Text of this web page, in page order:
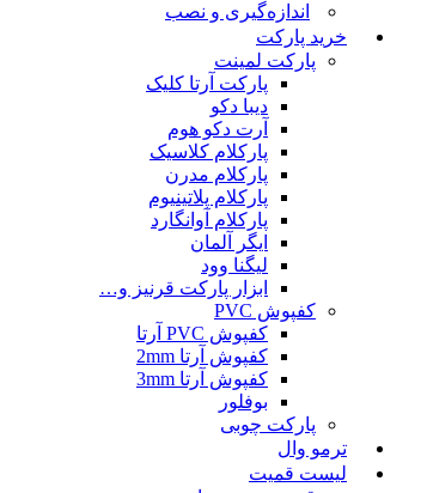
اندازه‌گیری و نصب
خرید پارکت
پارکت لمینت
پارکت آرتا کلیک
دیبا دکو
آرت دکو هوم
پارکلام کلاسیک
پارکلام مدرن
پارکلام پلاتینیوم
پارکلام آوانگارد
ایگر آلمان
لیگنا وود
ابزار پارکت قرنیز و…
کفپوش PVC
کفپوش PVC آرتا
کفپوش آرتا 2mm
کفپوش آرتا 3mm
بوفلور
پارکت چوبی
ترمو وال
لیست قمیت